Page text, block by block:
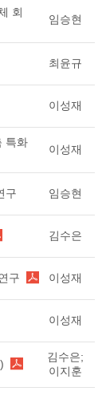
회
임승현
최윤규
이성재
특화
이성재
구 임승현
김수은
구 이성재
이성재
김수은;
이지훈